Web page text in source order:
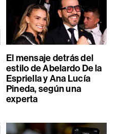
El mensaje detrás del
estilo de Abelardo De la
Espriella y Ana Lucía
Pineda, según una
experta